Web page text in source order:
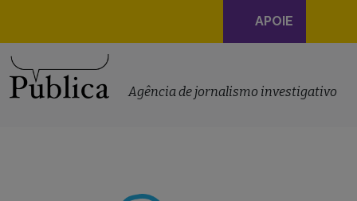
Navegação
principal
APOIE
Agência de jornalismo investigativo